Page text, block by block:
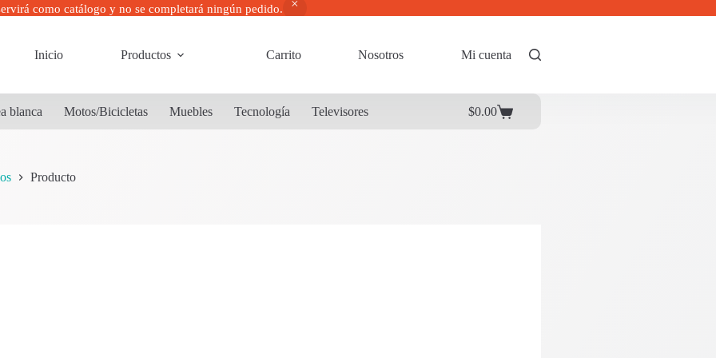
como catálogo y no se completará ningún pedido.
Inicio Productos Carrito Nosotros Mi cuenta
blanca Motos/Bicicletas Muebles Tecnología Televisores
Carrito
$0.00
Producto